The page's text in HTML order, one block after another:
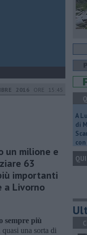
2016 ORE 15:45
un milione e
63
importanti
a Livorno
sempre più
una sorta di
A
di
QUI